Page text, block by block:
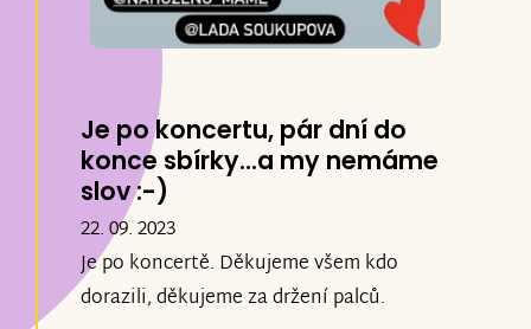
Je po koncertu, pár dní do
konce sbírky...a my nemáme
slov :-)
22. 09. 2023
Je po koncertě. Děkujeme všem kdo
dorazili, děkujeme za držení palců.